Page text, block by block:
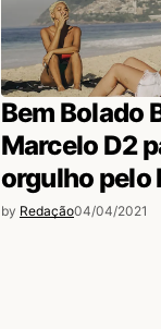
Bem Bolado
Marcelo D2
orgulho pelo
by Redação04/04/2021